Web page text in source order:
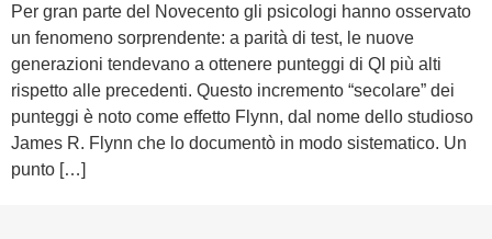
Per gran parte del Novecento gli psicologi hanno osservato
un fenomeno sorprendente: a parità di test, le nuove
generazioni tendevano a ottenere punteggi di QI più alti
rispetto alle precedenti. Questo incremento “secolare” dei
punteggi è noto come effetto Flynn, dal nome dello studioso
James R. Flynn che lo documentò in modo sistematico. Un
punto […]